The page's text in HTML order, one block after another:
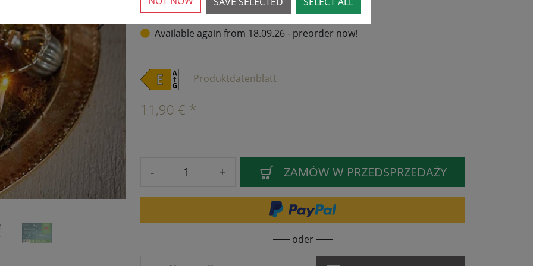
› Available again from 18.09.26 - preorder now!
Produktdatenblatt
11,90 € *
- + ZAMÓW W PRZEDSPRZEDAŻY
oder